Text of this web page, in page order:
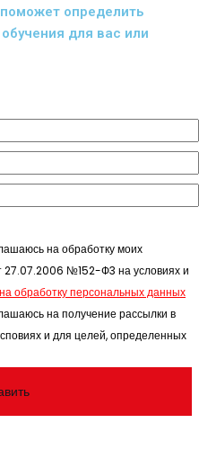
определить
для вас или
на обработку моих
27.07.2006 №152-Ф3 на условиях и
обработку персональных данных
на получение рассылки в
и для целей, определенных